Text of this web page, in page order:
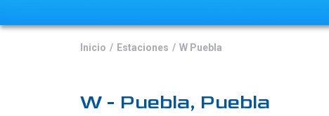
Inicio Estaciones W Puebla
W - Puebla, Puebla